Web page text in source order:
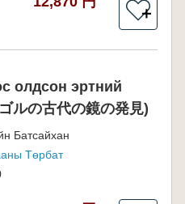
＋
олдсон эртний
ルの古代の鏡の発見)
Батсайхан
Төрбат